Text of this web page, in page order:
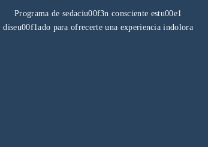
Programa de sedaciu00f3n consciente estu00e1
diseu00f1ado para ofrecerte una experiencia indolora